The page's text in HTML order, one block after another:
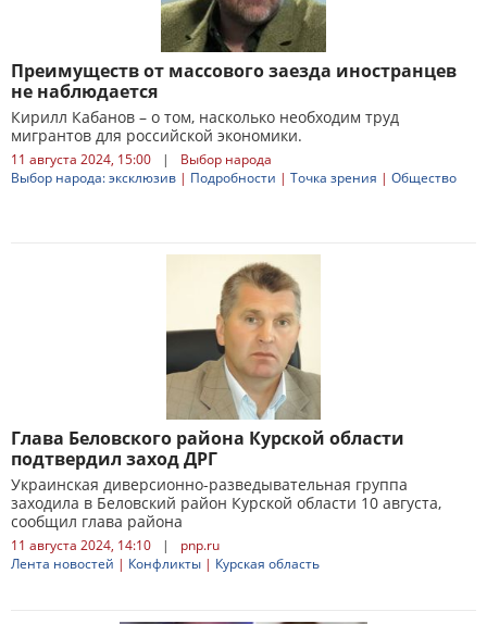
Преимуществ от массового заезда иностранцев
не наблюдается
Кирилл Кабанов – о том, насколько необходим труд
мигрантов для российской экономики.
11 августа 2024, 15:00 |
Выбор народа
Выбор народа: эксклюзив | Подробности | Точка зрения | Общество
Глава Беловского района Курской области
подтвердил заход ДРГ
Украинская диверсионно-разведывательная группа
заходила в Беловский район Курской области 10 августа,
сообщил глава района
11 августа 2024, 14:10 |
pnp.ru
Лента новостей | Конфликты | Курская область